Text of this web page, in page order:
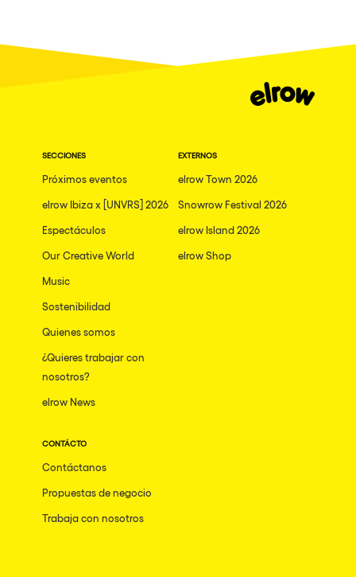
SECCIONES
Próximos eventos
elrow Ibiza x [UNVRS] 2026
Espectáculos
Our Creative World
Music
Sostenibilidad
Quienes somos
¿Quieres trabajar con
nosotros?
elrow News
EXTERNOS
elrow Town 2026
Snowrow Festival 2026
elrow Island 2026
elrow Shop
CONTÁCTO
Contáctanos
Propuestas de negocio
Trabaja con nosotros